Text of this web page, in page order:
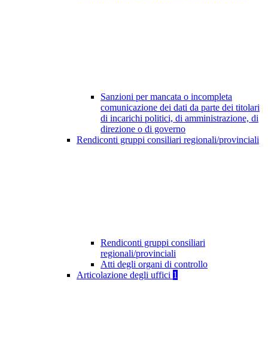
Sanzioni per mancata o incompleta
comunicazione dei dati da parte dei titolari
di incarichi politici, di amministrazione, di
direzione o di governo
Rendiconti gruppi consiliari regionali/provinciali
Rendiconti gruppi consiliari
regionali/provinciali
Atti degli organi di controllo
Articolazione degli uffici 1